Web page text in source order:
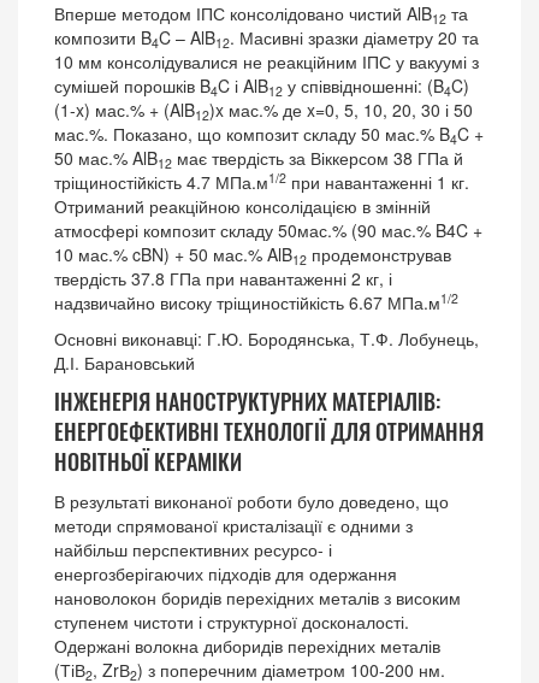
Вперше методом ІПС консолідовано чистий AlB12 та
композити B4C – AlB12. Масивні зразки діаметру 20 та
10 мм консолідувалися не реакційним ІПС у вакуумі з
сумішей порошків B4C і AlB12 у співвідношенні: (B4C)
(1-x) мас.% + (AlB12)x мас.% де x=0, 5, 10, 20, 30 і 50
мас.%. Показано, що композит складу 50 мас.% B4C +
50 мас.% AlB12 має твердість за Віккерсом 38 ГПа й
тріщиностійкість 4.7 МПа.м1/2 при навантаженні 1 кг.
Отриманий реакційною консолідацією в змінній
атмосфері композит складу 50мас.% (90 мас.% B4C +
10 мас.% cBN) + 50 мас.% AlB12 продемонстрував
твердість 37.8 ГПа при навантаженні 2 кг, і
надзвичайно високу тріщиностійкість 6.67 МПа.м1/2
Основні виконавці: Г.Ю. Бородянська, Т.Ф. Лобунець,
Д.І. Барановський
ІНЖЕНЕРІЯ НАНОСТРУКТУРНИХ МАТЕРІАЛІВ:
ЕНЕРГОЕФЕКТИВНІ ТЕХНОЛОГІЇ ДЛЯ ОТРИМАННЯ
НОВІТНЬОЇ КЕРАМІКИ
В результаті виконаної роботи було доведено, що
методи спрямованої кристалізації є одними з
найбільш перспективних ресурсо- і
енергозберігаючих підходів для одержання
нановолокон боридів перехідних металів з високим
ступенем чистоти і структурної досконалості.
Одержані волокна диборидів перехідних металів
(ТіВ2, ZrВ2) з поперечним діаметром 100-200 нм.